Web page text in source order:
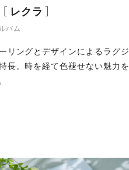
レクラ
バム
リングとデザインによるラグジ
長。時を経て色褪せない魅力を